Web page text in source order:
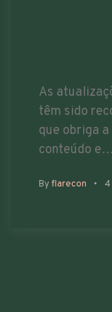
Como
As
têm sido
que obriga
conteúdo e…
Byflarecon 4